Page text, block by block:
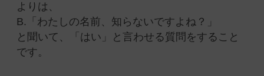
よりは、
B. 「わたしの名前、知らないですよね？」
と聞いて、「はい」と言わせる質問をすること
です。